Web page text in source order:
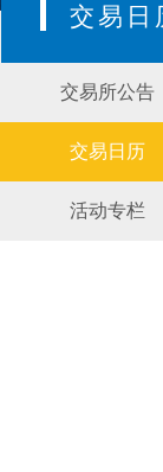
交易日
交易所公告
交易日历
活动专栏